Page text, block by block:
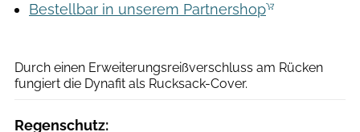
Bestellbar in unserem Partnershop
Durch einen Erweiterungsreißverschluss am Rücken
fungiert die Dynafit als Rucksack-Cover.
Regenschutz: